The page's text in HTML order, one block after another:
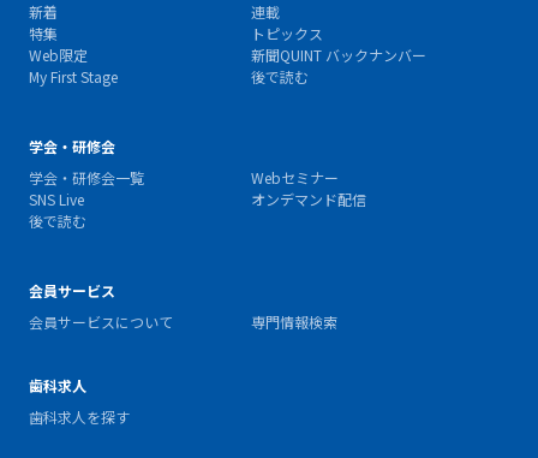
新着
連載
特集
トピックス
Web限定
新聞QUINT バックナンバー
My First Stage
後で読む
学会・研修会
学会・研修会一覧
Webセミナー
SNS Live
オンデマンド配信
後で読む
会員サービス
会員サービスについて
専門情報検索
歯科求人
歯科求人を探す